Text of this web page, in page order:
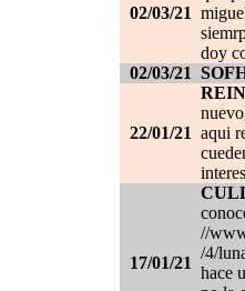
02/03/21
doy
02/03/21
22/01/21 aqui
17/01/21
//
/4/
hace